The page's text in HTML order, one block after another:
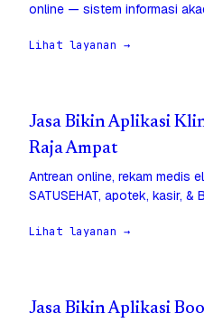
online — sistem informasi
Lihat layanan →
Jasa Bikin Aplikasi
Raja Ampat
Antrean online, rekam medis
SATUSEHAT, apotek, kasir,
Lihat layanan →
Jasa Bikin Aplikasi